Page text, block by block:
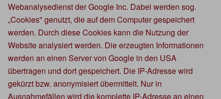
Webanalysedienst der Google Inc. Dabei werden sog.
„Cookies" genutzt, die auf dem Computer gespeichert
werden. Durch diese Cookies kann die Nutzung der
Website analysiert werden. Die erzeugten Informationen
werden an einen Server von Google in den USA
übertragen und dort gespeichert. Die IP-Adresse wird
gekürzt bzw. anonymisiert übermittelt. Nur in
Ausnahmefällen wird die komplette IP-Adresse an einen